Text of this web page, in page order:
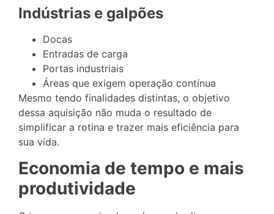
Indústrias e galpões
Docas
Entradas de carga
Portas industriais
Áreas que exigem operação contínua
Mesmo tendo finalidades distintas, o objetivo
dessa aquisição não muda o resultado de
simplificar a rotina e trazer mais eficiência para
sua vida.
Economia de tempo e mais
produtividade